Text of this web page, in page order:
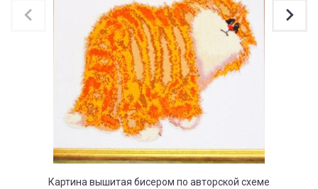
Картина вышитая бисером по авторской схеме